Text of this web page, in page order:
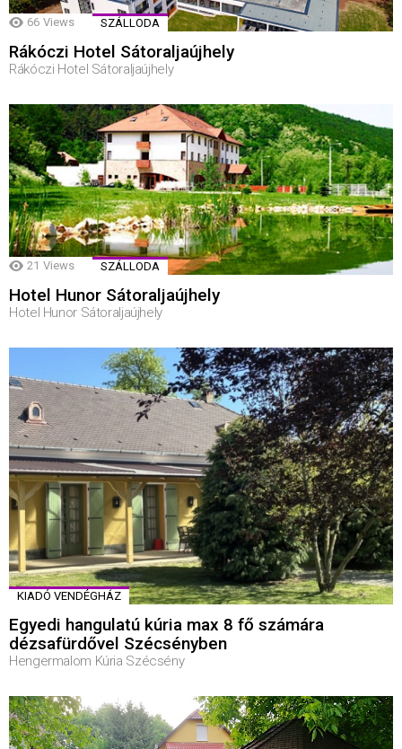
66 Views SZÁLLODA
Rákóczi Hotel Sátoraljaújhely
Rákóczi Hotel Sátoraljaújhely
21 Views SZÁLLODA
Hotel Hunor Sátoraljaújhely
Hotel Hunor Sátoraljaújhely
KIADÓ VENDÉGHÁZ
Egyedi hangulatú kúria max 8 fő számára
dézsafürdővel Szécsényben
Hengermalom Kúria Szécsény